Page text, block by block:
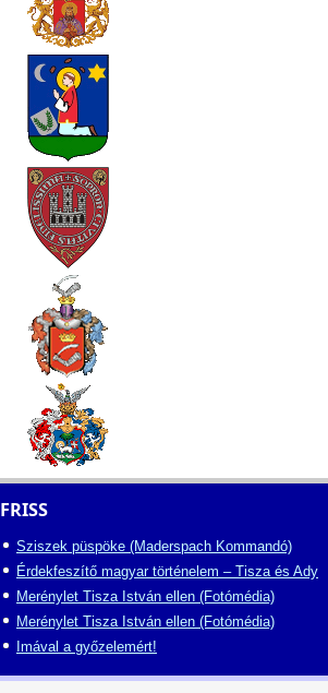
FRISS
Sziszek püspöke (Maderspach Kommandó)
Érdekfeszítő magyar történelem – Tisza és Ady
Merénylet Tisza István ellen (Fotómédia)
Merénylet Tisza István ellen (Fotómédia)
Imával a győzelemért!